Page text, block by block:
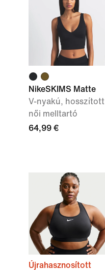
NikeSKIMS Matte
V-nyakú, hosszított
női melltartó
64,99 €
Újrahasznosított